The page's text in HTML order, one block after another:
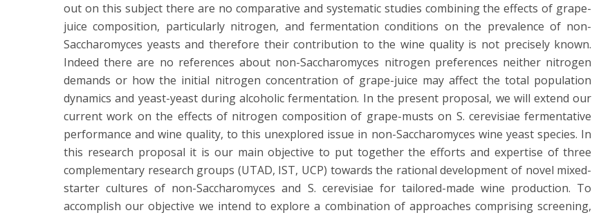
out on this subject there are no comparative and systematic studies combining the effects of grape-
juice composition, particularly nitrogen, and fermentation conditions on the prevalence of non-
Saccharomyces yeasts and therefore their contribution to the wine quality is not precisely known.
Indeed there are no references about non-Saccharomyces nitrogen preferences neither nitrogen
demands or how the initial nitrogen concentration of grape-juice may affect the total population
dynamics and yeast-yeast during alcoholic fermentation. In the present proposal, we will extend our
current work on the effects of nitrogen composition of grape-musts on S. cerevisiae fermentative
performance and wine quality, to this unexplored issue in non-Saccharomyces wine yeast species. In
this research proposal it is our main objective to put together the efforts and expertise of three
complementary research groups (UTAD, IST, UCP) towards the rational development of novel mixed-
starter cultures of non-Saccharomyces and S. cerevisiae for tailored-made wine production. To
accomplish our objective we intend to explore a combination of approaches comprising screening,